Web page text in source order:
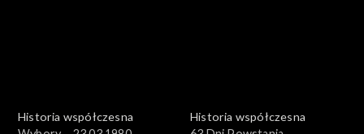
Historia współczesna
Historia współczesna